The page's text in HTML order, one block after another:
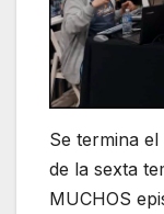
Se termina
de la sexta
MUCHOS